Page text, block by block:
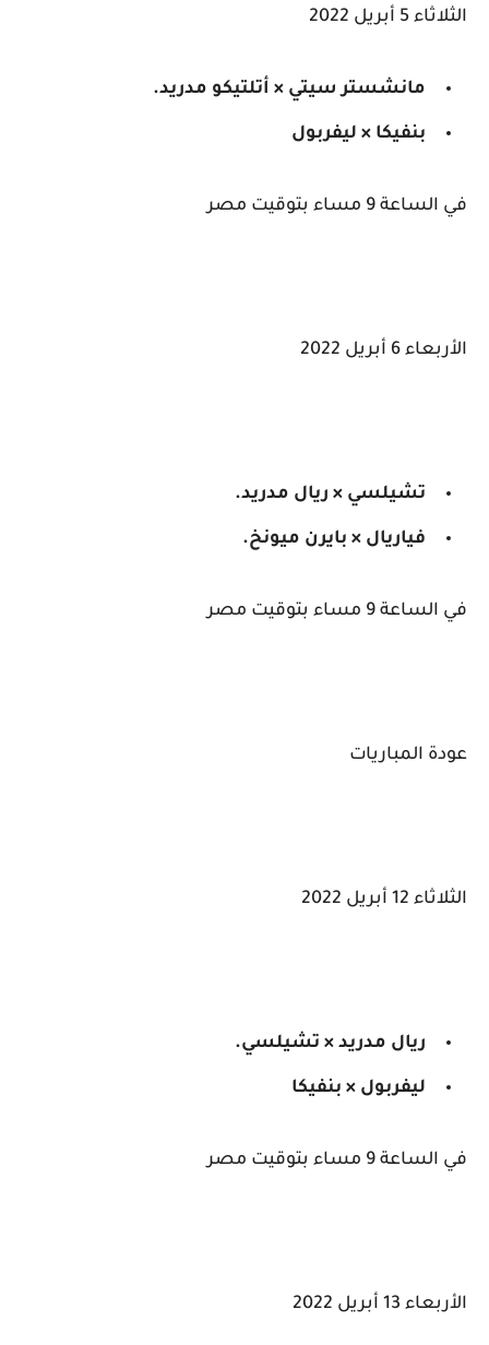
الثلاثاء 5 أبريل 2022
مانشستر سيتي × أتلتيكو مدريد.
بنفيكا × ليفربول
في الساعة 9 مساء بتوقيت مصر
الأربعاء 6 أبريل 2022
تشيلسي × ريال مدريد.
فياريال × بايرن ميونخ.
في الساعة 9 مساء بتوقيت مصر
عودة المباريات
الثلاثاء 12 أبريل 2022
ريال مدريد × تشيلسي.
ليفربول × بنفيكا
في الساعة 9 مساء بتوقيت مصر
الأربعاء 13 أبريل 2022